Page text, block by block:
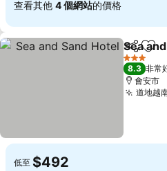
查看其他 4 個網站的價格
分享 加
Sea
3 星級
8.3 非常
會安市
道地越
低至 $492